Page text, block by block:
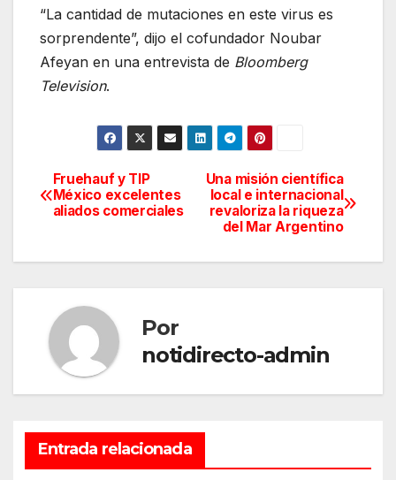
“La cantidad de mutaciones en este virus es
sorprendente”, dijo el cofundador Noubar
Afeyan en una entrevista de Bloomberg
Television.
Navegación
de
entradas
Una misión científica
local e internacional
revaloriza la riqueza
del Mar Argentino
Fruehauf y TIP
México excelentes
aliados comerciales
Por
notidirecto-admin
Entrada relacionada